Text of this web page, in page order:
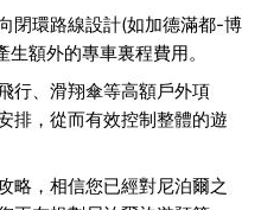
閉環路線設計(如加德滿都-博
額外的專車裏程費用。
行、滑翔傘等高額戶外項
排，從而有效控制整體的遊
略，相信您已經對尼泊爾之